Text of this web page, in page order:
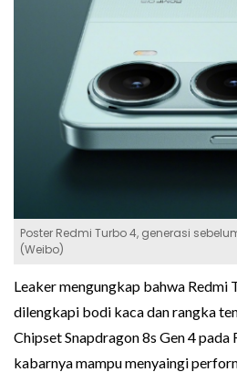
Poster Redmi Turbo 4, generasi
(Weibo)
Leaker mengungkap bahwa Redmi
dilengkapi bodi kaca dan rangka
Chipset Snapdragon 8s Gen 4
kabarnya mampu menyaingi